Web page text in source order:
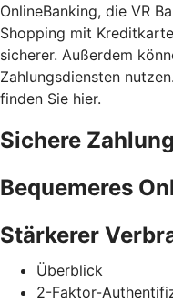
OnlineBanking, die VR
Shopping mit
sicherer. Außerdem
Zahlungsdiensten
finden Sie hier.
Sichere
Bequemeres
Stärkerer
Überblick
2-Faktor-